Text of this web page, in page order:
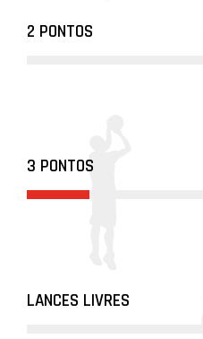
2 PONTOS
3 PONTOS
LANCES LIVRES